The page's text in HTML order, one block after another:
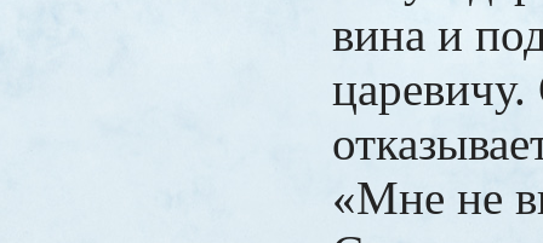
вина и
«Мне не